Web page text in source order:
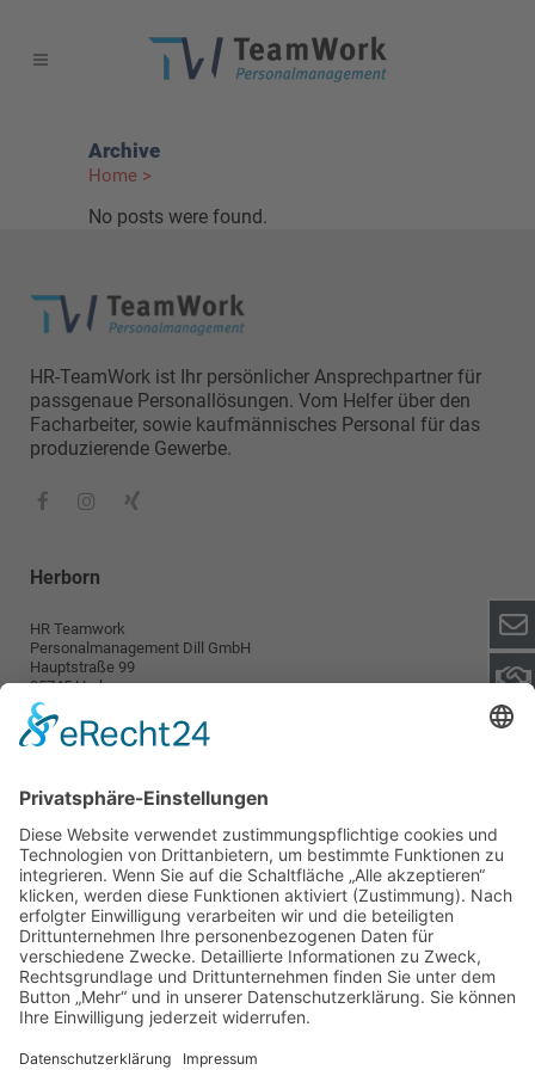
Archive
Home >
No posts were found.
HR-TeamWork ist Ihr persönlicher Ansprechpartner für
passgenaue Personallösungen. Vom Helfer über den
Facharbeiter, sowie kaufmännisches Personal für das
produzierende Gewerbe.
Herborn
HR Teamwork
Personalmanagement Dill GmbH
Hauptstraße 99
35745 Herborn
info@teamwork-personal.de
Wetzlar
HR TeamWork
Personalmanagement Dill GmbH
Karl-Kellner-Ring 38-46
35576 Wetzlar
wetzlar@teamwork-personal.de
Teamwork